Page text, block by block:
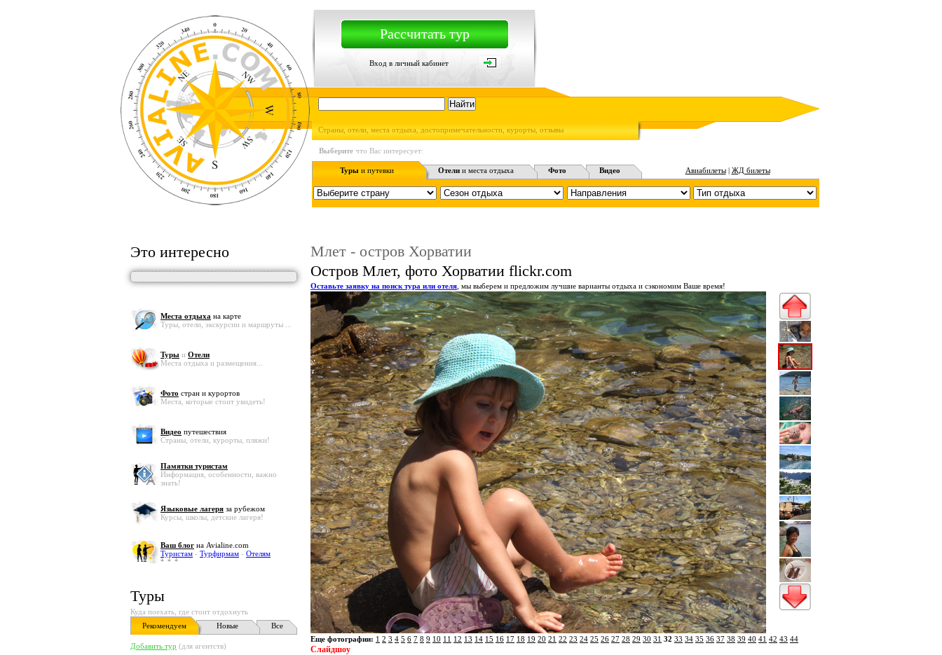
Рассчитать тур
Вход в личный кабинет
Страны, отели, места отдыха, достопримечательности, курорты, отзывы
Выберите что Вас интересует:
Турыи путевки Отели и места отдыха Фото Видео Авиабилеты| ЖД билеты
Это интересно
Места отдыха на карте
Туры, отели, экскурсии и маршруты ...
Туры и Отели
Места отдыха и размещения...
Фото стран и курортов
Места, которые стоит увидеть!
Видео путешествия
Страны, отели, курорты, пляжи!
Памятки туристам
Информация, особенности, важно
знать!
Языковые лагеря за рубежом
Курсы, школы, детские лагеря!
Ваш блог на Avialine.com
Туристам - Турфирмам - Отелям
Туры
Куда поехать, где стоит отдохнуть
Рекомендуем
Новые Все
Добавить тур (для агентств)
Млет - остров Хорватии
Остров Млет, фото Хорватии flickr.com
Оставьте заявку на поиск тура или отеля , мы выберем и предложим лучшие варианты отдыха и сэкономим Ваше время!
Еще фотографии: 1 2 3 4 5 6 7 8 9 10 11 12 13 14 15 16 17 18 19 20 21 22 23 24 25 26 27 28 29 30 31 32 33 34 35 36 37 38 39 40 41 42 43 44
Слайдшоу